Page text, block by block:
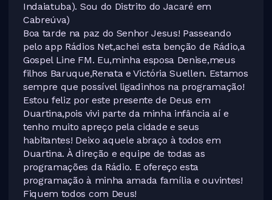
Indaiatuba). Sou do Distrito do Jacaré em
Cabreúva)
Boa tarde na paz do Senhor Jesus! Passeando
pelo app Rádios Net,achei esta benção de Rádio,a
Gospel Line FM. Eu,minha esposa Denise,meus
filhos Baruque,Renata e Victória Suellen. Estamos
sempre que possível ligadinhos na programação!
Estou feliz por este presente de Deus em
Duartina,pois vivi parte da minha infância aí e
tenho muito apreço pela cidade e seus
habitantes! Deixo aquele abraço à todos em
Duartina. À direção e equipe de todas as
programações da Rádio. E ofereço esta
programação à minha amada família e ouvintes!
Fiquem todos com Deus!